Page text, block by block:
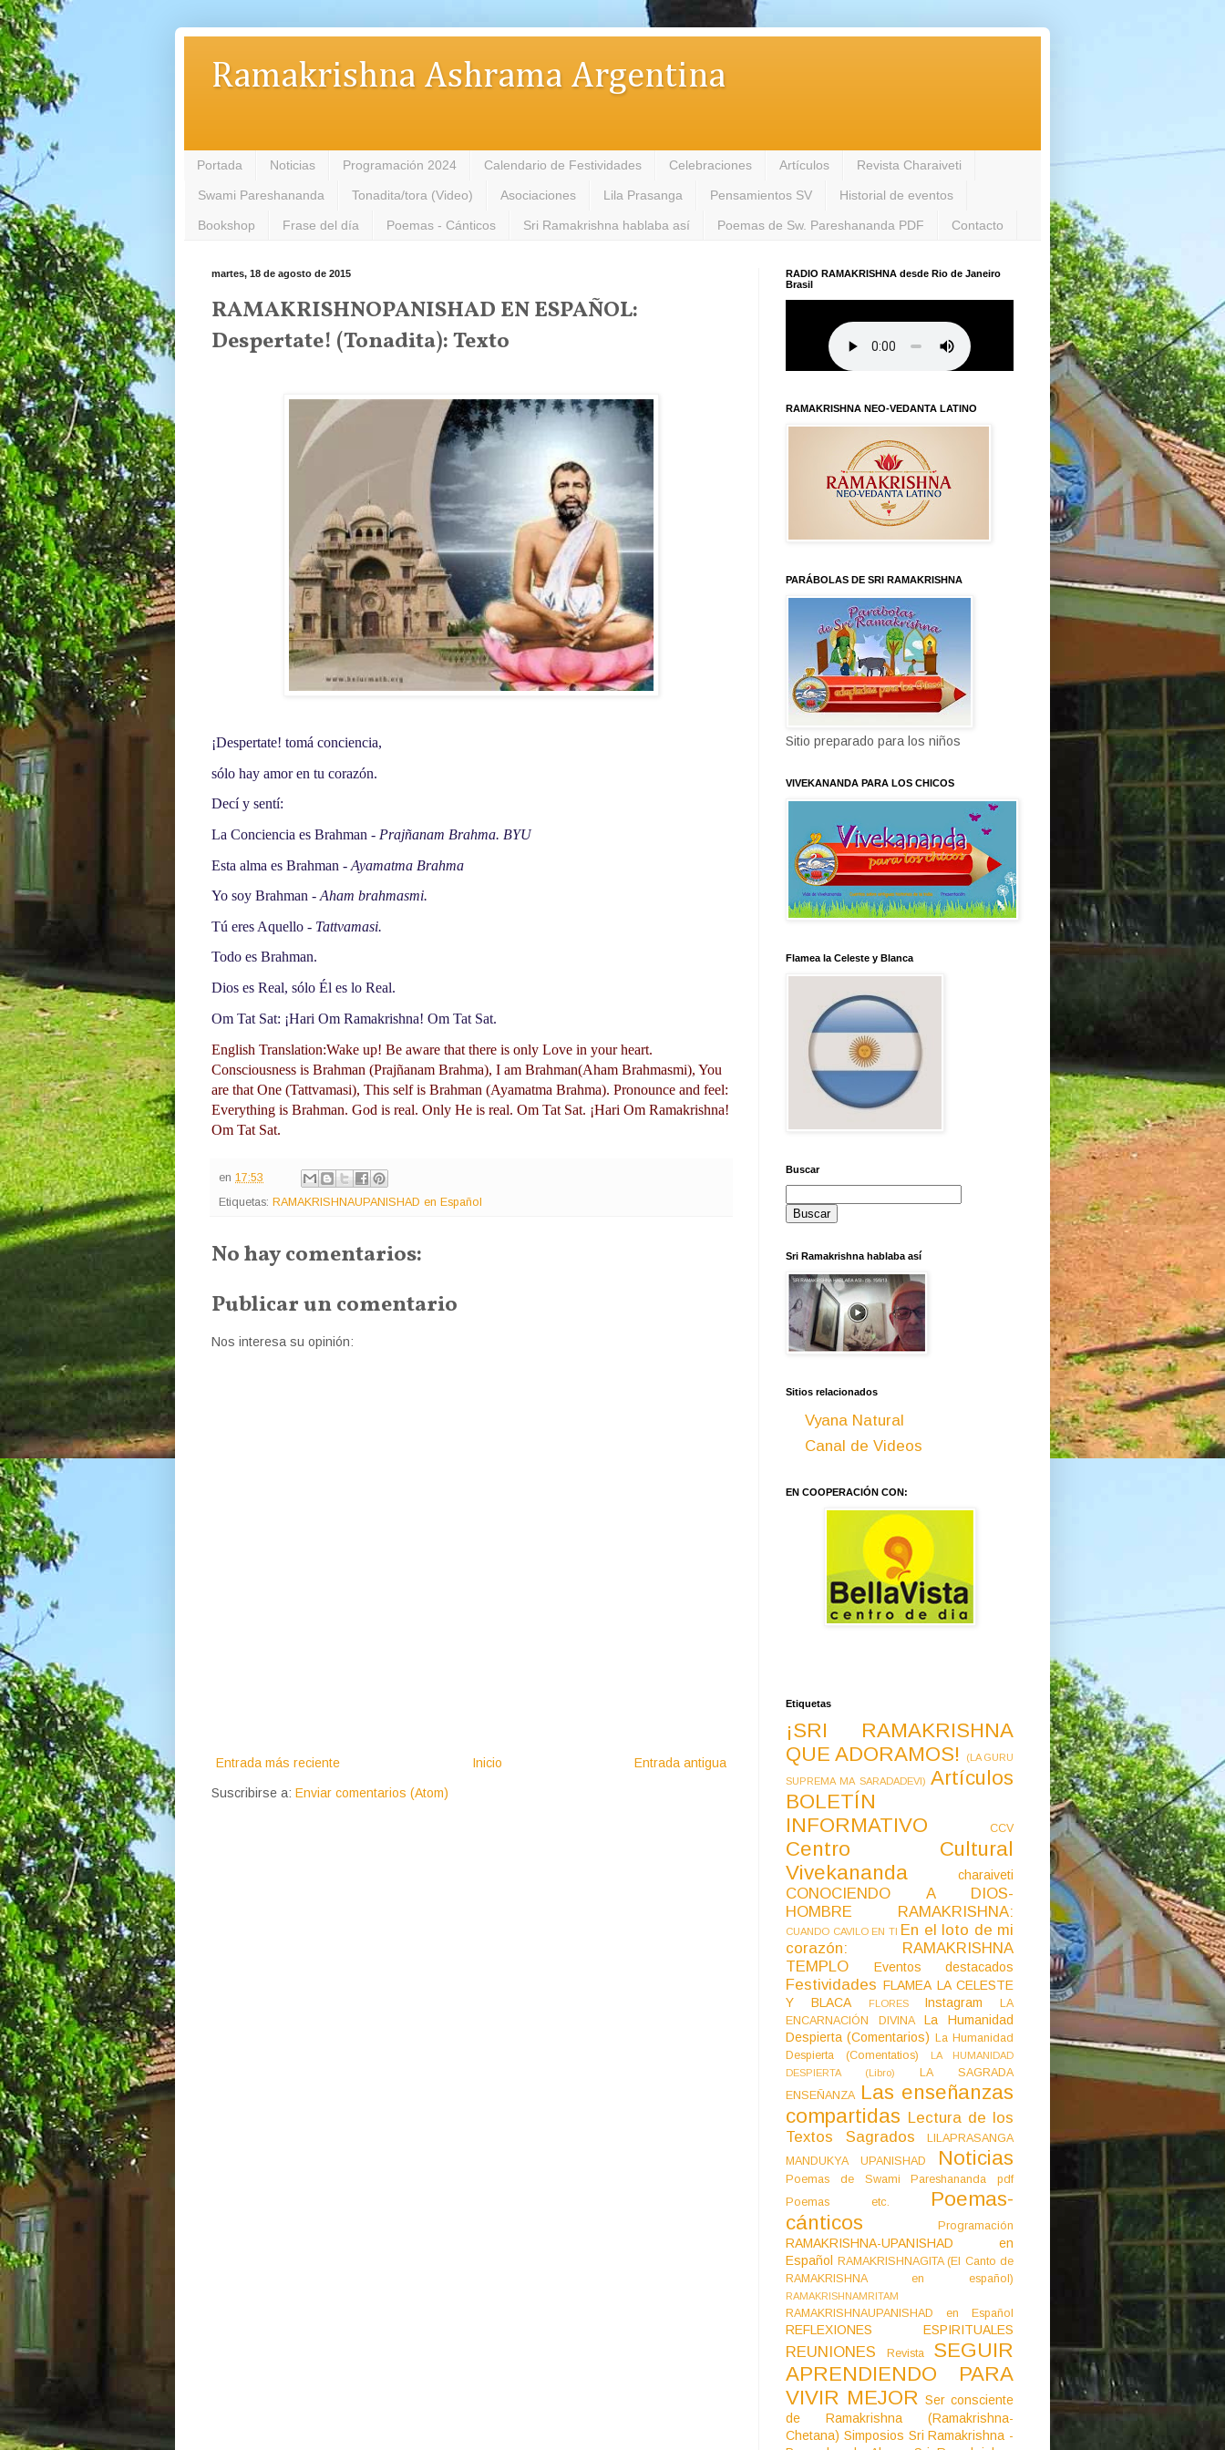
Ramakrishna Ashrama Argentina
Portada Noticias Programación 2024 Calendario de Festividades Celebraciones Artículos Revista Charaiveti
Swami Pareshananda Tonadita/tora (Video) Asociaciones Lila Prasanga Pensamientos SV Historial de eventos
Bookshop Frase del día Poemas - Cánticos Sri Ramakrishna hablaba así Poemas de Sw. Pareshananda PDF Contacto
martes, 18 de agosto de 2015
RAMAKRISHNOPANISHAD EN ESPAÑOL:
Despertate! (Tonadita): Texto
¡Despertate! tomá conciencia,
sólo hay amor en tu corazón.
Decí y sentí:
La Conciencia es Brahman - Prajñanam Brahma. BYU
Esta alma es Brahman - Ayamatma Brahma
Yo soy Brahman - Aham brahmasmi.
Tú eres Aquello - Tattvamasi.
Todo es Brahman.
Dios es Real, sólo Él es lo Real.
Om Tat Sat: ¡Hari Om Ramakrishna! Om Tat Sat.
English Translation:Wake up! Be aware that there is only Love in your heart.
Consciousness is Brahman (Prajñanam Brahma), I am Brahman(Aham Brahmasmi), You
are that One (Tattvamasi), This self is Brahman (Ayamatma Brahma). Pronounce and feel:
Everything is Brahman. God is real. Only He is real. Om Tat Sat. ¡Hari Om Ramakrishna!
Om Tat Sat.
en 17:53
Etiquetas: RAMAKRISHNAUPANISHAD en Español
No hay comentarios:
Publicar un comentario
Nos interesa su opinión:
Entrada más reciente Entrada antigua
Inicio
Suscribirse a: Enviar comentarios (Atom)
RADIO RAMAKRISHNA desde Rio de Janeiro
Brasil
RAMAKRISHNA NEO-VEDANTA LATINO
PARÁBOLAS DE SRI RAMAKRISHNA
Sitio preparado para los niños
VIVEKANANDA PARA LOS CHICOS
Flamea la Celeste y Blanca
Buscar
Sri Ramakrishna hablaba así
Sitios relacionados
Vyana Natural
Canal de Videos
EN COOPERACIÓN CON:
Etiquetas
¡SRI RAMAKRISHNA
QUE ADORAMOS!
(LA GURU
SUPREMA MA SARADADEVI) Artículos
BOLETÍN
INFORMATIVO
CCV
Centro Cultural
Vivekananda
charaiveti
CONOCIENDO A DIOS-
HOMBRE RAMAKRISHNA:
CUANDO CAVILO EN TI En el loto de mi
corazón: RAMAKRISHNA
TEMPLO
Eventos destacados
Festividades FLAMEA LA CELESTE
Y BLACA
FLORES Instagram
LA
ENCARNACIÓN DIVINA
La Humanidad
Despierta (Comentarios)
La Humanidad
Despierta (Comentatios)
LA HUMANIDAD
DESPIERTA (Libro)
LA SAGRADA
ENSEÑANZA Las enseñanzas
compartidas Lectura de los
Textos Sagrados
LILAPRASANGA
MANDUKYA UPANISHAD
Noticias
Poemas de Swami Pareshananda pdf
Poemas etc.
Poemas-
cánticos
Programación
RAMAKRISHNA-UPANISHAD en
Español
RAMAKRISHNAGITA (El Canto de
RAMAKRISHNA en español)
RAMAKRISHNAMRITAM
RAMAKRISHNAUPANISHAD en Español
REFLEXIONES ESPIRITUALES
REUNIONES Revista
SEGUIR
APRENDIENDO PARA
VIVIR MEJOR Ser consciente
de Ramakrishna (Ramakrishna-
Chetana) Simposios Sri Ramakrishna -